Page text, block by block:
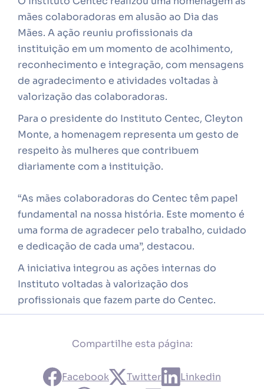
mães colaboradoras em alusão ao Dia das
Mães. A ação reuniu profissionais da
instituição em um momento de acolhimento,
reconhecimento e integração, com mensagens
de agradecimento e atividades voltadas à
valorização das colaboradoras.
Para o presidente do Instituto Centec, Cleyton
Monte, a homenagem representa um gesto de
respeito às mulheres que contribuem
diariamente com a instituição.
“As mães colaboradoras do Centec têm papel
fundamental na nossa história. Este momento é
uma forma de agradecer pelo trabalho, cuidado
e dedicação de cada uma”, destacou.
A iniciativa integrou as ações internas do
Instituto voltadas à valorização dos
profissionais que fazem parte do Centec.
Compartilhe esta página:
Facebook Twitter
Linkedin